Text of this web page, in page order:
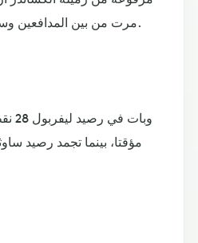
مرت من بين المدافعين وسكنت مرمى ساوثهامبتون.